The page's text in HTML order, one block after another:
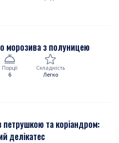
морозива з полуницею
Порції
6
Складність
Легко
та коріандром:
делікатес